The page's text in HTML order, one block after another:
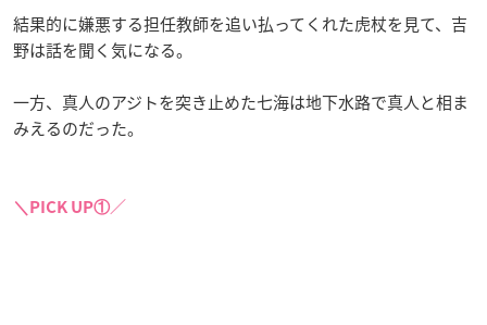
結果的に嫌悪する担任教師を追い払ってくれた虎杖を見て、吉
野は話を聞く気になる。
一方、真人のアジトを突き止めた七海は地下水路で真人と相ま
みえるのだった。
＼PICK UP①／